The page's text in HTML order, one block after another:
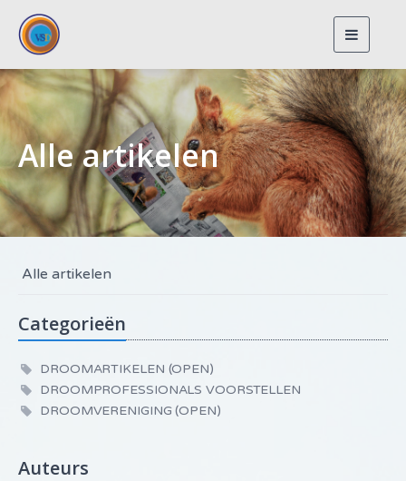
Toggle
Alle artikelen
Alle artikelen
Categorieën
DROOMARTIKELEN (OPEN)
DROOMPROFESSIONALS VOORSTELLEN
DROOMVERENIGING (OPEN)
Auteurs